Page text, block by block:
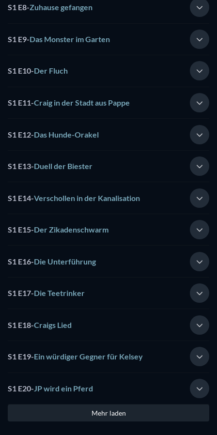
S1 E8-Zuhause gefangen
S1 E9-Das Monster im Garten
S1 E10-Der Fluch
S1 E11-Craig in der Stadt aus Pappe
S1 E12-Das Hunde-Orakel
S1 E13-Duell der Biester
S1 E14-Verschollen in der Kanalisation
S1 E15-Der Zikadenschwarm
S1 E16-Die Unterführung
S1 E17-Die Teetrinker
S1 E18-Craigs Lied
S1 E19-Ein würdiger Gegner für Kelsey
S1 E20- JP wird ein Pferd
Mehr laden